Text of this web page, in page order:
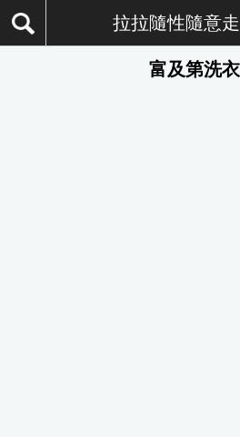
拉拉隨性隨意
富及第洗